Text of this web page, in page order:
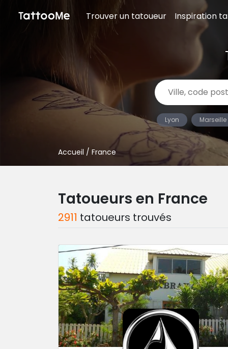
Trouver un tatoueur Inspiration
Lyon Marseille
Accueil / France
Tatoueurs en France
2911 tatoueurs trouvés